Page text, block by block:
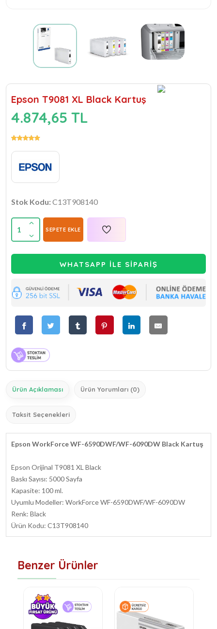
Epson T9081 XL Black Kartuş
4.874,65 TL
Stok Kodu:C13T908140
1 SEPETE EKLE
WHATSAPP İLE SİPARİŞ
Ürün Açıklaması Ürün Yorumları (0)
Taksit Seçenekleri
Epson WorkForce WF-6590DWF/WF-6090DW Black Kartuş
Epson Orijinal T9081 XL Black
Baskı Sayısı: 5000 Sayfa
Kapasite: 100 ml.
Uyumlu Modeller: WorkForce WF-6590DWF/WF-6090DW
Renk: Black
Ürün Kodu: C13T908140
Benzer Ürünler